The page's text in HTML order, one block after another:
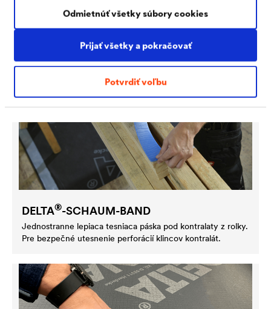
Prijať všetky a pokračovať
Potvrdiť voľbu
Odmietnúť všetky súbory cookies
zlepšená priľnavosťou za studena.
DELTA®-SCHAUM-BAND
Jednostranne lepiaca tesniaca páska pod kontralaty z rolky.
Pre bezpečné utesnenie perforácií klincov kontralát.